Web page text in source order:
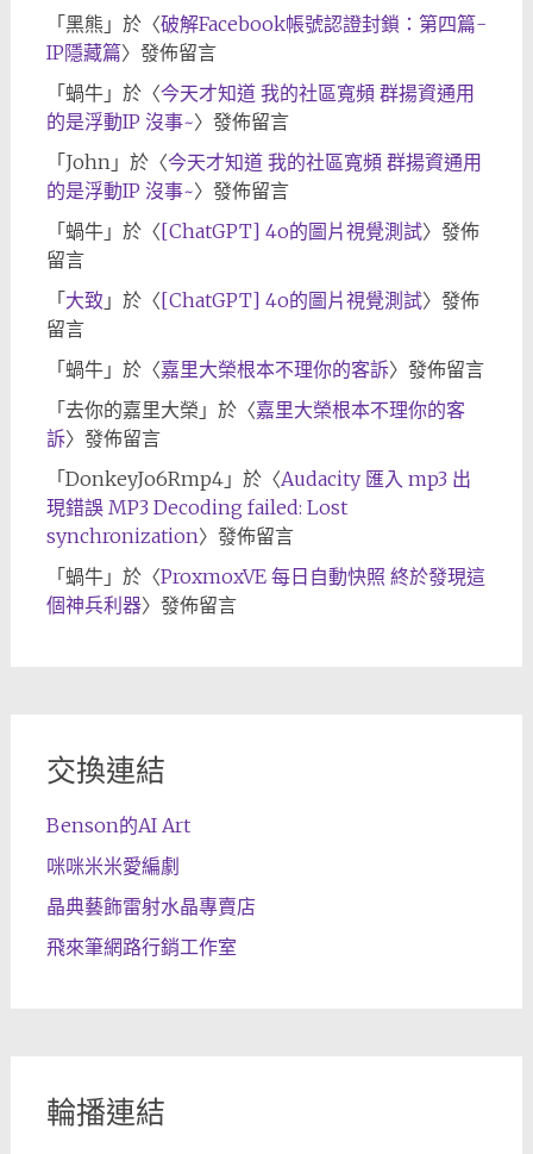
「 黑熊 」於〈破解Facebook帳號認證封鎖：第四篇-
IP隱藏篇〉發佈留言
「 蝸牛」於〈今天才知道 我的社區寬頻 群揚資通用
的是浮動IP 沒事~〉發佈留言
「 John」於〈今天才知道 我的社區寬頻 群揚資通用
的是浮動IP 沒事~〉發佈留言
「 蝸牛」於〈[ChatGPT] 4o的圖片視覺測試〉發佈
留言
「 大致 」於〈[ChatGPT] 4o的圖片視覺測試〉發佈
留言
「 蝸牛」於〈嘉里大榮根本不理你的客訴〉發佈留言
「 去你的嘉里大榮 」於〈嘉里大榮根本不理你的客
訴〉發佈留言
「 DonkeyJo6Rmp4」於〈Audacity 匯入 mp3 出
現錯誤 MP3 Decoding failed: Lost
synchronization〉發佈留言
「 蝸牛」於〈ProxmoxVE 每日自動快照 終於發現這
個神兵利器〉發佈留言
交換連結
Benson的AI Art
咪咪米米愛編劇
晶典藝飾雷射水晶專賣店
飛來筆網路行銷工作室
輪播連結